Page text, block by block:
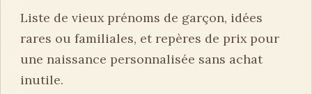
Liste de vieux prénoms de garçon, idées
rares ou familiales, et repères de prix pour
une naissance personnalisée sans achat
inutile.